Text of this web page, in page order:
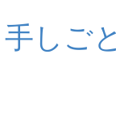
手しご